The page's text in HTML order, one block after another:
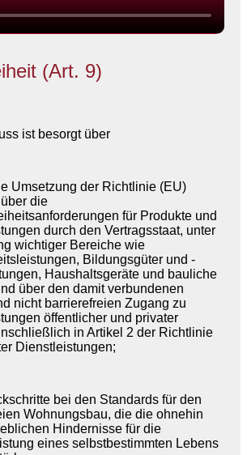
(Art. 9)
ist besorgt über
Umsetzung der Richtlinie (EU)
die
für Produkte und
durch den Vertragsstaat, unter
wichtiger Bereiche wie
Bildungsgüter und -
Haushaltsgeräte und bauliche
über den damit verbundenen
nicht barrierefreien Zugang zu
öffentlicher und privater
in Artikel 2 der Richtlinie
Dienstleistungen;
bei den Standards für den
Wohnungsbau, die die ohnehin
Hindernisse für die
eines selbstbestimmten Lebens